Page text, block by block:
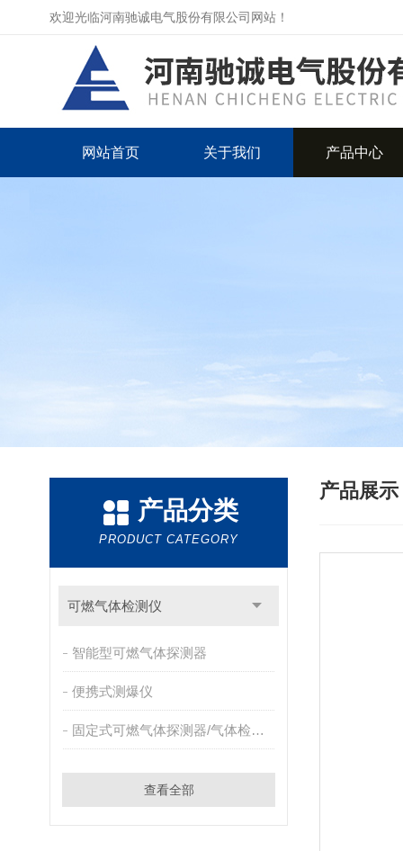
欢迎光临河南驰诚电气股份有限公司网站！
网站首页 关于我们 产品中心
产品分类
PRODUCT CATEGORY
可燃气体检测仪
智能型可燃气体探测器
便携式测爆仪
固定式可燃气体探测器/气体检测报警器
查看全部
产品展示